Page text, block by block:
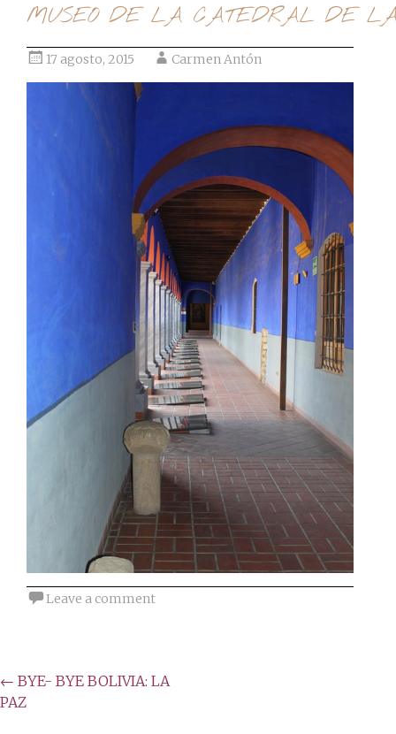
MUSEO DE LA CATEDRAL DE
17 agosto, 2015 Carmen Antón
Leave a comment
Post
navigation
← BYE- BYE BOLIVIA: LA
PAZ